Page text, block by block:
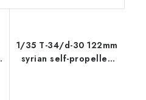
1/35 T-34/d-30 122mm
syrian self-propelled